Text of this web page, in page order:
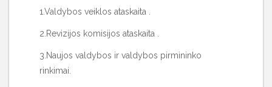
1.Valdybos veiklos ataskaita .
2.Revizijos komisijos ataskaita .
3.Naujos valdybos ir valdybos pirmininko
rinkimai.